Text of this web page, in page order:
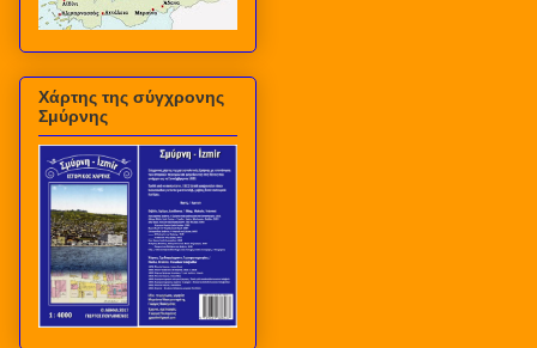
Χάρτης της σύγχρονης
Σμύρνης